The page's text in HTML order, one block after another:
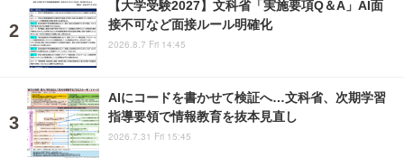
【大学受験2027】文科省「実施要項Q＆A」AI面
接不可など面接ルール明確化
2026.8.7 Fri 14:45
AIにコードを書かせて検証へ…文科省、次期学習
指導要領で情報教育を抜本見直し
2026.7.31 Fri 15:45